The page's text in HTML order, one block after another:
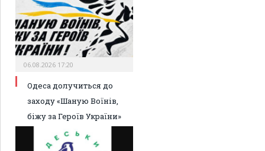
06.08.2026 17:20
Одеса долучиться до
заходу «Шаную Воїнів,
біжу за Героїв України»